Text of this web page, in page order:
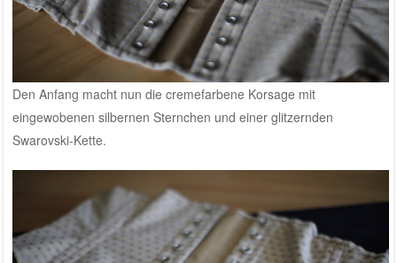
Den Anfang macht nun die cremefarbene Korsage mit
eingewobenen silbernen Sternchen und einer glitzernden
Swarovski-Kette.